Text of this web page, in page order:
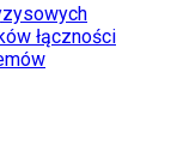
łączności